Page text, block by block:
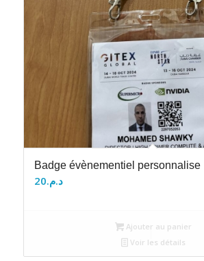
Badge évènementiel personnalise
د.م.20
Ajouter au panier
Voir les détails